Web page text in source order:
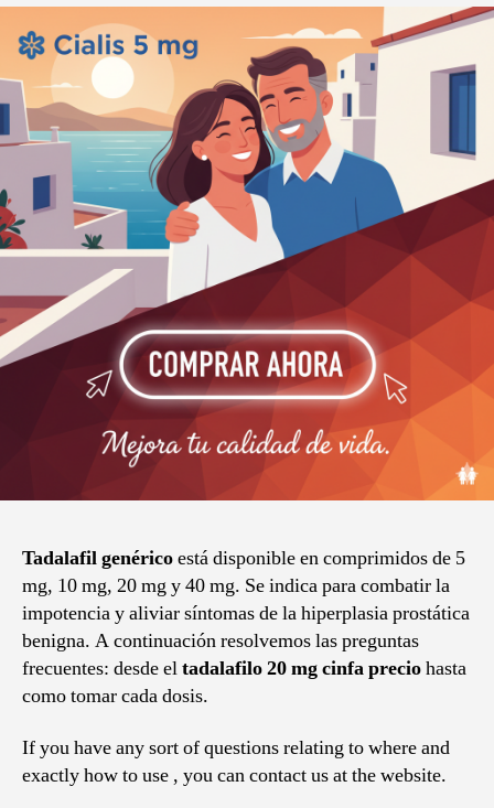
Tadalafil genéricoestá disponible en comprimidos de 5
mg, 10 mg, 20 mg y 40 mg. Se indica para combatir la
impotencia y aliviar síntomas de la hiperplasia prostática
benigna. A continuación resolvemos las preguntas
frecuentes: desde eltadalafilo 20 mg cinfa preciohasta
como tomar cada dosis.
If you have any sort of questions relating to where and
exactly how to use , you can contact us at the website.